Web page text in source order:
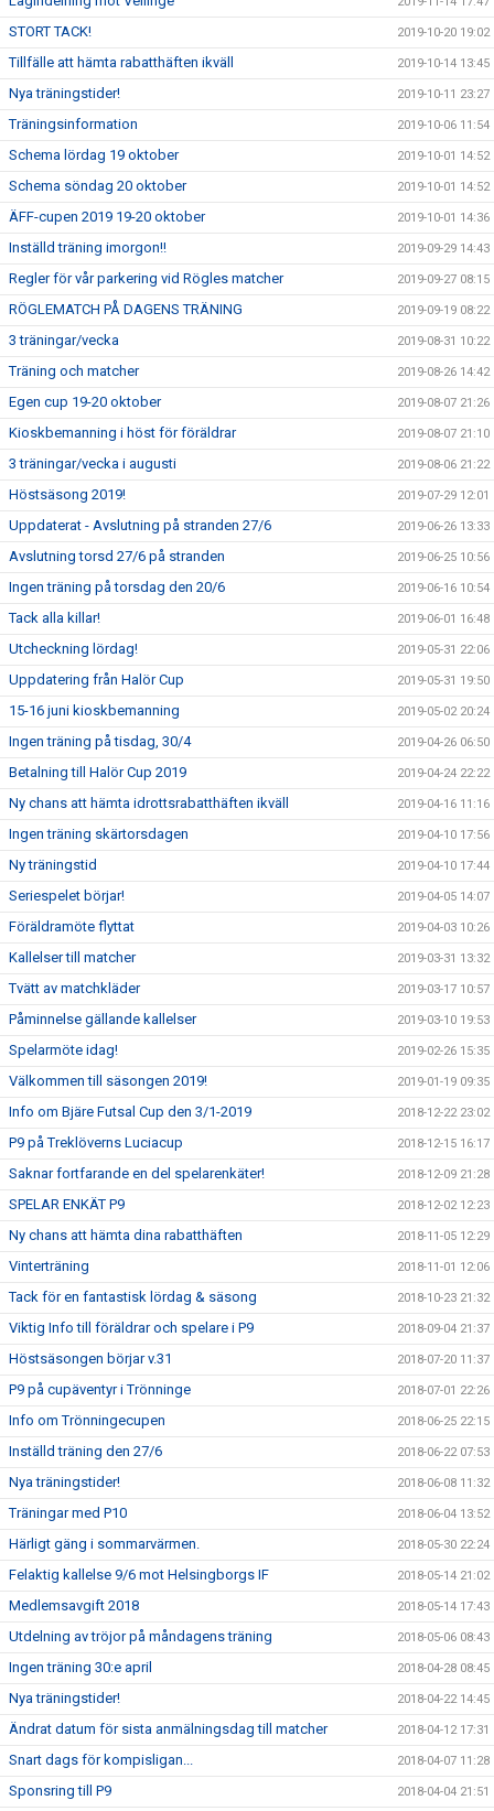
STORT TACK! 2019-10-20 19:02
Tillfälle att hämta rabatthäften ikväll 2019-10-14 13:45
Nya träningstider! 2019-10-11 23:27
Träningsinformation 2019-10-06 11:54
Schema lördag 19 oktober 2019-10-01 14:52
Schema söndag 20 oktober 2019-10-01 14:52
ÄFF-cupen 2019 19-20 oktober 2019-10-01 14:36
Inställd träning imorgon!! 2019-09-29 14:43
Regler för vår parkering vid Rögles matcher 2019-09-27 08:15
RÖGLEMATCH PÅ DAGENS TRÄNING 2019-09-19 08:22
3 träningar/vecka 2019-08-31 10:22
Träning och matcher 2019-08-26 14:42
Egen cup 19-20 oktober 2019-08-07 21:26
Kioskbemanning i höst för föräldrar 2019-08-07 21:10
3 träningar/vecka i augusti 2019-08-06 21:22
Höstsäsong 2019! 2019-07-29 12:01
Uppdaterat - Avslutning på stranden 27/6 2019-06-26 13:33
Avslutning torsd 27/6 på stranden 2019-06-25 10:56
Ingen träning på torsdag den 20/6 2019-06-16 10:54
Tack alla killar! 2019-06-01 16:48
Utcheckning lördag! 2019-05-31 22:06
Uppdatering från Halör Cup 2019-05-31 19:50
15-16 juni kioskbemanning 2019-05-02 20:24
Ingen träning på tisdag, 30/4 2019-04-26 06:50
Betalning till Halör Cup 2019 2019-04-24 22:22
Ny chans att hämta idrottsrabatthäften ikväll 2019-04-16 11:16
Ingen träning skärtorsdagen 2019-04-10 17:56
Ny träningstid 2019-04-10 17:44
Seriespelet börjar! 2019-04-05 14:07
Föräldramöte flyttat 2019-04-03 10:26
Kallelser till matcher 2019-03-31 13:32
Tvätt av matchkläder 2019-03-17 10:57
Påminnelse gällande kallelser 2019-03-10 19:53
Spelarmöte idag! 2019-02-26 15:35
Välkommen till säsongen 2019! 2019-01-19 09:35
Info om Bjäre Futsal Cup den 3/1-2019 2018-12-22 23:02
P9 på Treklöverns Luciacup 2018-12-15 16:17
Saknar fortfarande en del spelarenkäter! 2018-12-09 21:28
SPELAR ENKÄT P9 2018-12-02 12:23
Ny chans att hämta dina rabatthäften 2018-11-05 12:29
Vinterträning 2018-11-01 12:06
Tack för en fantastisk lördag & säsong 2018-10-23 21:32
Viktig Info till föräldrar och spelare i P9 2018-09-04 21:37
Höstsäsongen börjar v.31 2018-07-20 11:37
P9 på cupäventyr i Trönninge 2018-07-01 22:26
Info om Trönningecupen 2018-06-25 22:15
Inställd träning den 27/6 2018-06-22 07:53
Nya träningstider! 2018-06-08 11:32
Träningar med P10 2018-06-04 13:52
Härligt gäng i sommarvärmen. 2018-05-30 22:24
Felaktig kallelse 9/6 mot Helsingborgs IF 2018-05-14 21:02
Medlemsavgift 2018 2018-05-14 17:43
Utdelning av tröjor på måndagens träning 2018-05-06 08:43
Ingen träning 30:e april 2018-04-28 08:45
Nya träningstider! 2018-04-22 14:45
Ändrat datum för sista anmälningsdag till matcher 2018-04-12 17:31
Snart dags för kompisligan... 2018-04-07 11:28
Sponsring till P9 2018-04-04 21:51